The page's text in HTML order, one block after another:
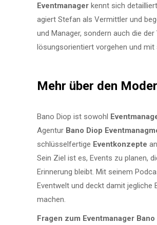
Eventmanager kennt sich
agiert Stefan als Vermittler und
und Manager, sondern auch die
lösungsorientiert vorgehen und
Mehr über den
Bano Diop ist sowohl
Agentur Bano Diop
schlüsselfertige Eventkonzepte
Sein Ziel ist es, Events zu planen,
Erinnerung bleibt. Mit seinem
Eventwelt und deckt damit
machen.
Fragen zum Eventmanager